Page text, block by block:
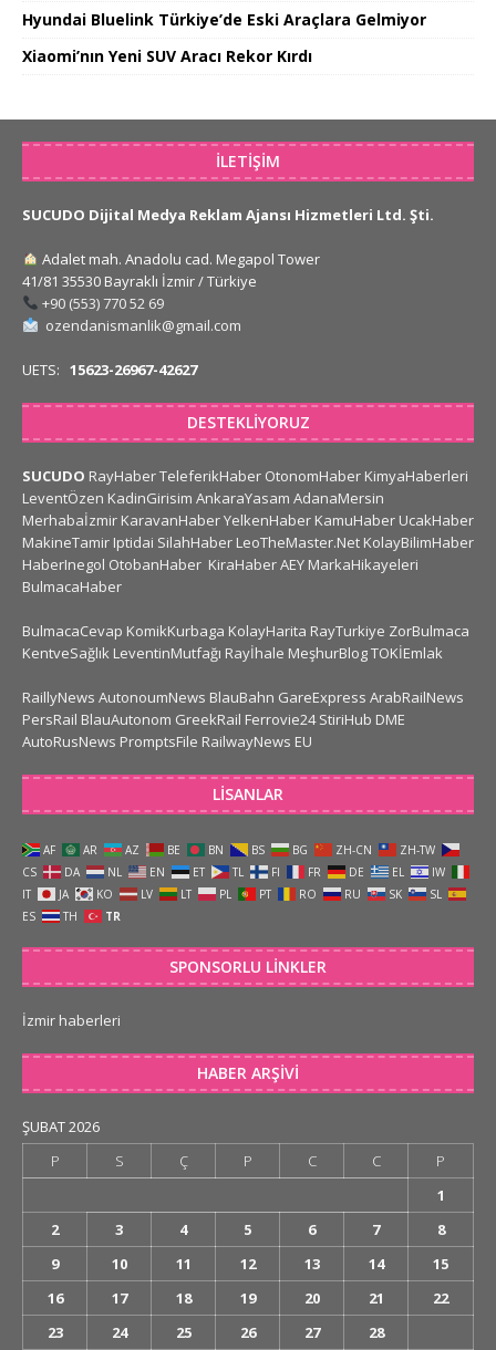
Hyundai Bluelink Türkiye’de Eski Araçlara Gelmiyor
Xiaomi’nın Yeni SUV Aracı Rekor Kırdı
İLETIŞIM
SUCUDO Dijital Medya Reklam Ajansı Hizmetleri Ltd. Şti.
Adalet mah. Anadolu cad. Megapol Tower
41/81 35530 Bayraklı İzmir / Türkiye
+90 (553) 770 52 69
ozendanismanlik@gmail.com
UETS: 15623-26967-42627
DESTEKLIYORUZ
SUCUDO RayHaberTeleferikHaber OtonomHaber KimyaHaberleri
LeventÖzen KadinGirisim AnkaraYasam AdanaMersin
Merhabaİzmir KaravanHaberYelkenHaber KamuHaber UcakHaber
MakineTamir Iptidai SilahHaber LeoTheMaster.Net KolayBilimHaber
HaberInegol OtobanHaber KiraHaberAEY MarkaHikayeleri
BulmacaHaber
BulmacaCevap KomikKurbaga KolayHarita RayTurkiye ZorBulmaca
KentveSağlık LeventinMutfağı Rayİhale MeşhurBlogTOKİEmlak
RaillyNews AutonoumNews BlauBahn GareExpress ArabRailNews
PersRail BlauAutonom GreekRail Ferrovie24 StiriHub DME
AutoRusNews PromptsFile RailwayNews EU
LISANLAR
AF AR AZ BE BN BS BG ZH-CN
ZH-TW
CS
DA NL EN ET TL FI FR DE EL
IW
IT
JA KO LV LT PL PT RO RU SK
SL
ES
TH TR
SPONSORLU LINKLER
İzmir haberleri
HABER ARŞIVI
ŞUBAT 2026
P
S Ç P C C
P
1
2
3 4 5 6 7
8
9
10 11 12 13 14
15
16
17 18 19 20 21
22
23
24 25 26 27 28